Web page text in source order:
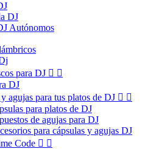
DJ
Autónomos
para DJ  
DJ
agujas para tus platos de DJ  
para platos de DJ
de agujas para DJ
para cápsulas y agujas DJ
Code  